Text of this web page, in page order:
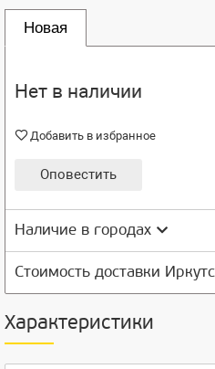
Новая
Нет в наличии
Добавить в избранное
Оповестить
Наличие в городах
Стоимость доставки
Характеристики